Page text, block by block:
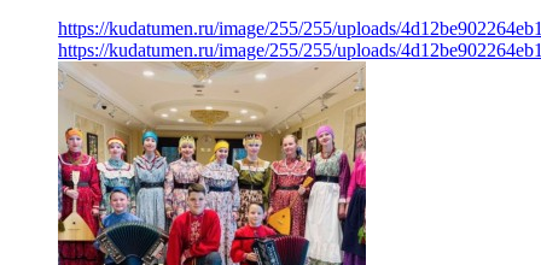
https://kudatumen.ru/image/255/255/uploads/
https://kudatumen.ru/image/255/255/uploads/